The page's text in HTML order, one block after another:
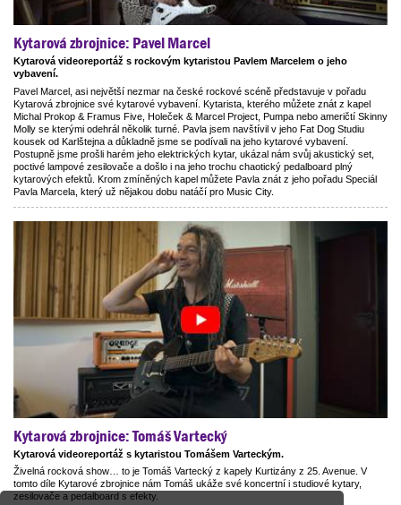
Kytarová zbrojnice: Pavel Marcel
Kytarová videoreportáž s rockovým kytaristou Pavlem Marcelem o jeho
vybavení.
Pavel Marcel, asi největší nezmar na české rockové scéně představuje v pořadu
Kytarová zbrojnice své kytarové vybavení. Kytarista, kterého můžete znát z kapel
Michal Prokop & Framus Five, Holeček & Marcel Project, Pumpa nebo američtí Skinny
Molly se kterými odehrál několik turné. Pavla jsem navštívil v jeho Fat Dog Studiu
kousek od Karlštejna a důkladně jsme se podívali na jeho kytarové vybavení.
Postupně jsme prošli harém jeho elektrických kytar, ukázal nám svůj akustický set,
poctivé lampové zesilovače a došlo i na jeho trochu chaotický pedalboard plný
kytarových efektů. Krom zmíněných kapel můžete Pavla znát z jeho pořadu Speciál
Pavla Marcela, který už nějakou dobu natáčí pro Music City.
Kytarová zbrojnice: Tomáš Vartecký
Kytarová videoreportáž s kytaristou Tomášem Varteckým.
Živelná rocková show… to je Tomáš Vartecký z kapely Kurtizány z 25. Avenue. V
tomto díle Kytarové zbrojnice nám Tomáš ukáže své koncertní i studiové kytary,
zesilovače a pedalboard s efekty.